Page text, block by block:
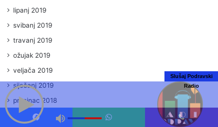
lipanj 2019
svibanj 2019
travanj 2019
ožujak 2019
veljača 2019
siječanj 2019
prosinac 2018
studeni 2018
Slušaj Podravski
Radio